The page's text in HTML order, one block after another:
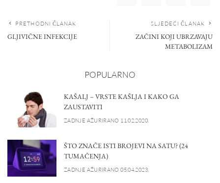
PRETHODNI ČLANAK
GLJIVIČNE INFEKCIJE
SLJEDEĆI ČLANAK
ZAČINI KOJI UBRZAVAJU
METABOLIZAM
POPULARNO
KAŠALJ – VRSTE KAŠLJA I KAKO GA
ZAUSTAVITI
ZADNJE AŽURIRANO 11.02.2020.
ŠTO ZNAČE ISTI BROJEVI NA SATU? (24
TUMAČENJA)
ZADNJE AŽURIRANO 05.04.2023.